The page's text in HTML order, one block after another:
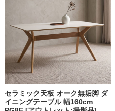
セラミック天板 オーク無垢脚 ダ
イニングテーブル 幅160cm